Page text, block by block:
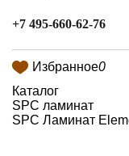
+7 495-660-62-76
Избранное0
Каталог
SPC ламинат
SPC Ламинат